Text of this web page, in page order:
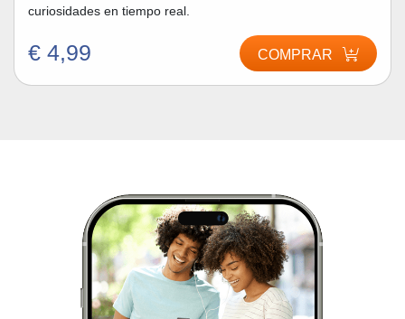
curiosidades en tiempo real.
€ 4,99 COMPRAR